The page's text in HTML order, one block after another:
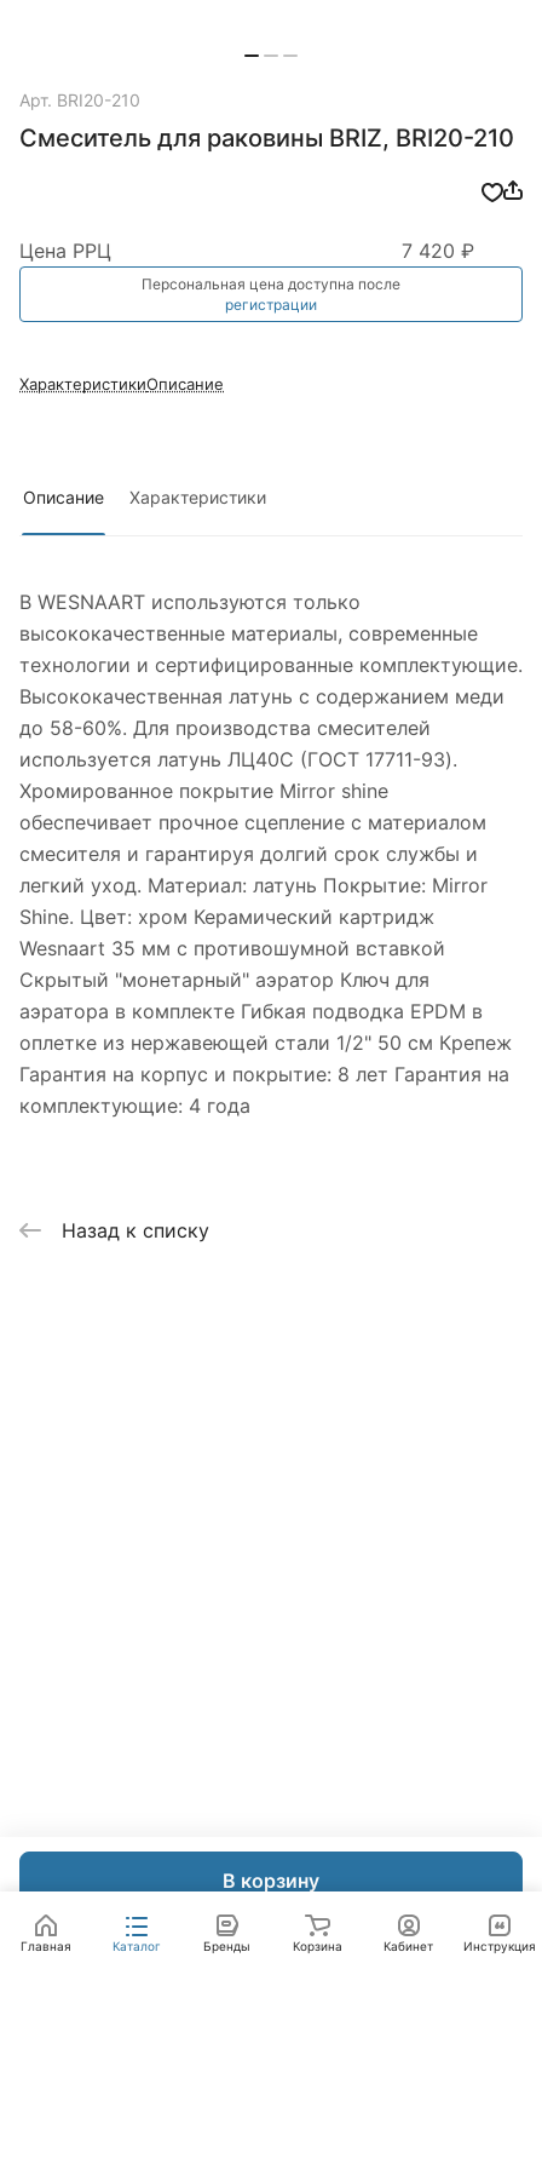
Арт. BRI20-210
Смеситель для раковины BRIZ, BRI20-210
Цена РРЦ 7 420 ₽
Персональная цена доступна после
регистрации
В корзину
ХарактеристикиОписание
Описание Характеристики
В WESNAART используются только
высококачественные материалы, современные
технологии и сертифицированные комплектующие.
Высококачественная латунь с содержанием меди
до 58-60%. Для производства смесителей
используется латунь ЛЦ40C (ГОСТ 17711-93).
Хромированное покрытие Mirror shine
обеспечивает прочное сцепление с материалом
смесителя и гарантируя долгий срок службы и
легкий уход. Материал: латунь Покрытие: Mirror
Shine. Цвет: хром Керамический картридж
Wesnaart 35 мм c противошумной вставкой
Скрытый "монетарный" аэратор Ключ для
аэратора в комплекте Гибкая подводка EPDM в
оплетке из нержавеющей стали 1/2" 50 см Крепеж
Гарантия на корпус и покрытие: 8 лет Гарантия на
комплектующие: 4 года
Назад к списку
Главная Каталог Бренды Корзина Кабинет Инструкция